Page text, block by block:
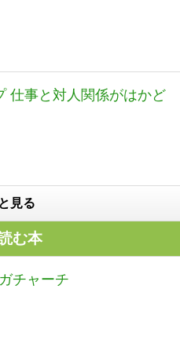
仕事と対人関係がはかど
見る
む本
チャーチ